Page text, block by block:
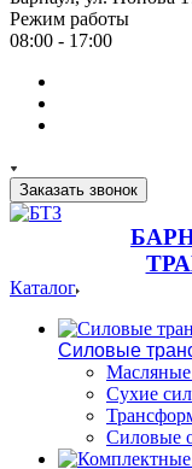
Режим работы
08:00 - 17:00
Заказать звонок
Каталог
Силовые
Сухие
Силовые